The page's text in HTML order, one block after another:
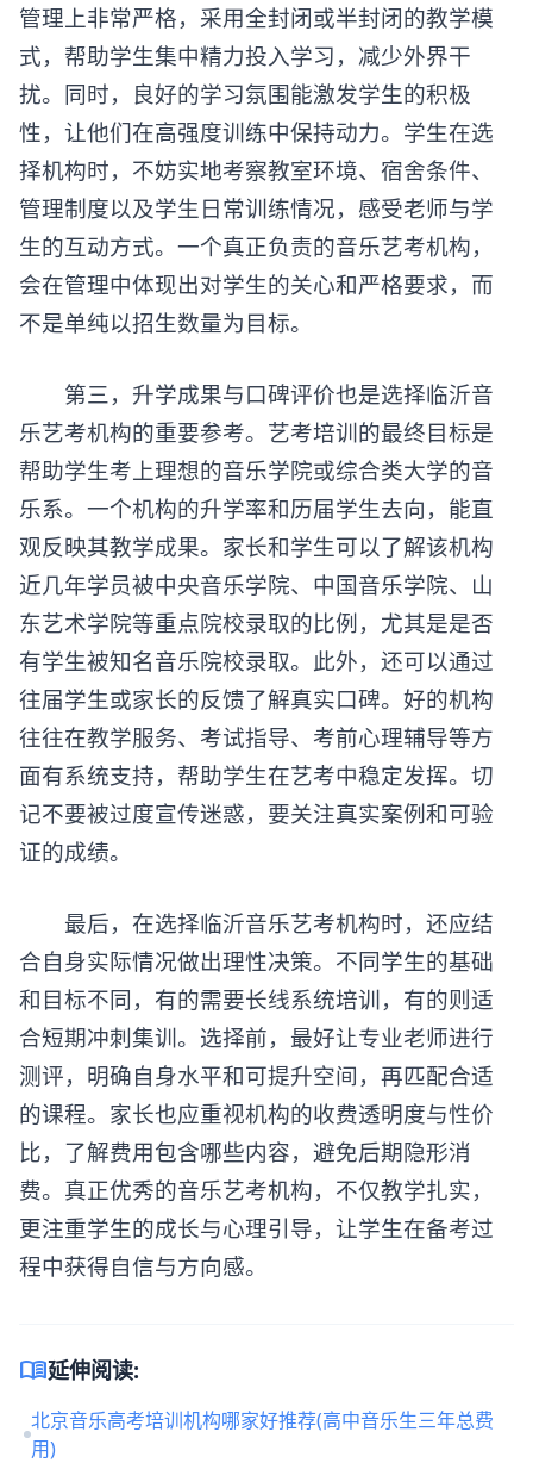
管理上非常严格，采用全封闭或半封闭的教学模
式，帮助学生集中精力投入学习，减少外界干
扰。同时，良好的学习氛围能激发学生的积极
性，让他们在高强度训练中保持动力。学生在选
择机构时，不妨实地考察教室环境、宿舍条件、
管理制度以及学生日常训练情况，感受老师与学
生的互动方式。一个真正负责的音乐艺考机构，
会在管理中体现出对学生的关心和严格要求，而
不是单纯以招生数量为目标。
第三，升学成果与口碑评价也是选择临沂音
乐艺考机构的重要参考。艺考培训的最终目标是
帮助学生考上理想的音乐学院或综合类大学的音
乐系。一个机构的升学率和历届学生去向，能直
观反映其教学成果。家长和学生可以了解该机构
近几年学员被中央音乐学院、中国音乐学院、山
东艺术学院等重点院校录取的比例，尤其是是否
有学生被知名音乐院校录取。此外，还可以通过
往届学生或家长的反馈了解真实口碑。好的机构
往往在教学服务、考试指导、考前心理辅导等方
面有系统支持，帮助学生在艺考中稳定发挥。切
记不要被过度宣传迷惑，要关注真实案例和可验
证的成绩。
最后，在选择临沂音乐艺考机构时，还应结
合自身实际情况做出理性决策。不同学生的基础
和目标不同，有的需要长线系统培训，有的则适
合短期冲刺集训。选择前，最好让专业老师进行
测评，明确自身水平和可提升空间，再匹配合适
的课程。家长也应重视机构的收费透明度与性价
比，了解费用包含哪些内容，避免后期隐形消
费。真正优秀的音乐艺考机构，不仅教学扎实，
更注重学生的成长与心理引导，让学生在备考过
程中获得自信与方向感。
menu_book延伸阅读:
北京音乐高考培训机构哪家好推荐(高中音乐生三年总费
用)